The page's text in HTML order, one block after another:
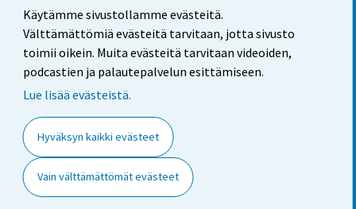
Käytämme sivustollamme evästeitä.
Välttämättömiä evästeitä tarvitaan, jotta sivusto
toimii oikein. Muita evästeitä tarvitaan videoiden,
podcastien ja palautepalvelun esittämiseen.
Lue lisää evästeistä.
Hyväksyn kaikki evästeet
Vain välttämättömät evästeet
Palaute
Käyttöehdot
Saavutettavuus
Tietoa sivustosta
Evästeasetukset